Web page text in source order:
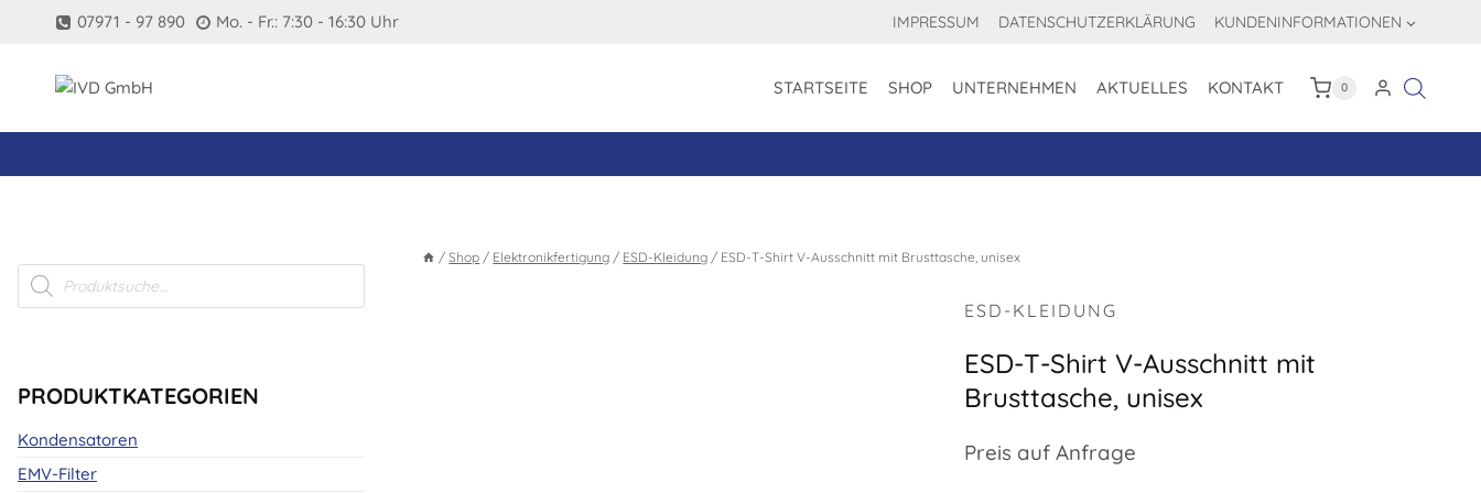
07971 - 97 890 Mo. - Fr.: 7:30 - 16:30 Uhr IMPRESSUM DATENSCHUTZERKLÄRUNG KUNDENINFORMATIONEN
STARTSEITE SHOP UNTERNEHMEN AKTUELLES KONTAKT 0
/ Shop / Elektronikfertigung / ESD-Kleidung / ESD-T-Shirt V-Ausschnitt mit Brusttasche, unisex
ESD-KLEIDUNG
ESD-T-Shirt V-Ausschnitt mit
Brusttasche, unisex
Preis auf Anfrage
Products
search
PRODUKTKATEGORIEN
Kondensatoren
EMV-Filter